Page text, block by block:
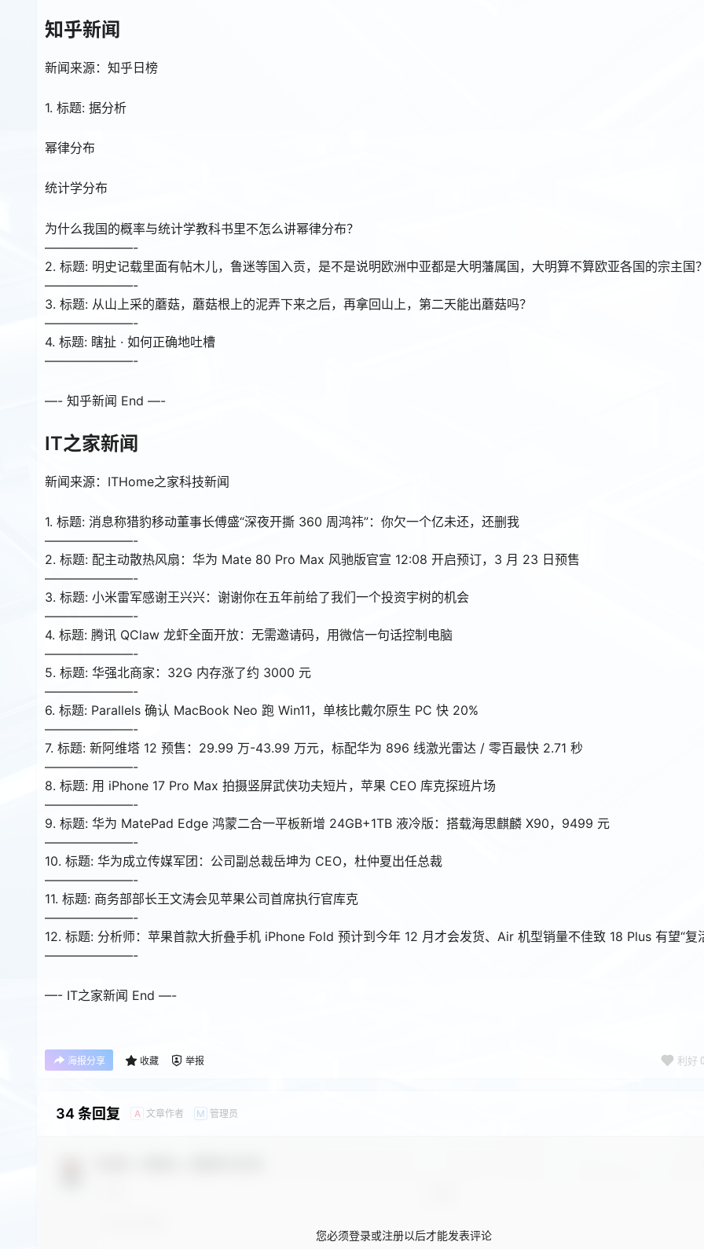
知乎新闻
新闻来源：知乎日榜
1. 标题: 据分析
幂律分布
统计学分布
为什么我国的概率与统计学教科书里不怎么讲幂律分布？
———————-
2. 标题: 明史记载里面有帖木儿，鲁迷等国入贡，是不是说明欧洲中亚都是大明藩属国，大明算不算欧亚各国的宗主国
———————-
3. 标题: 从山上采的蘑菇，蘑菇根上的泥弄下来之后，再拿回山上，第二天能出蘑菇吗？
———————-
4. 标题: 瞎扯 · 如何正确地吐槽
———————-
—- 知乎新闻 End —-
IT之家新闻
新闻来源：ITHome之家科技新闻
1. 标题: 消息称猎豹移动董事长傅盛“深夜开撕 360 周鸿祎”：你欠一个亿未还，还删我
———————-
2. 标题: 配主动散热风扇：华为 Mate 80 Pro Max 风驰版官宣 12:08 开启预订，3 月 23 日预售
———————-
3. 标题: 小米雷军感谢王兴兴：谢谢你在五年前给了我们一个投资宇树的机会
———————-
4. 标题: 腾讯 QClaw 龙虾全面开放：无需邀请码，用微信一句话控制电脑
———————-
5. 标题: 华强北商家：32G 内存涨了约 3000 元
———————-
6. 标题: Parallels 确认 MacBook Neo 跑 Win11，单核比戴尔原生 PC 快 20%
———————-
7. 标题: 新阿维塔 12 预售：29.99 万-43.99 万元，标配华为 896 线激光雷达 / 零百最快 2.71 秒
———————-
8. 标题: 用 iPhone 17 Pro Max 拍摄竖屏武侠功夫短片，苹果 CEO 库克探班片场
———————-
9. 标题: 华为 MatePad Edge 鸿蒙二合一平板新增 24GB+1TB 液冷版：搭载海思麒麟 X90，9499 元
———————-
10. 标题: 华为成立传媒军团：公司副总裁岳坤为 CEO，杜仲夏出任总裁
———————-
11. 标题: 商务部部长王文涛会见苹果公司首席执行官库克
———————-
12. 标题: 分析师：苹果首款大折叠手机 iPhone Fold 预计到今年 12 月才会发货、Air 机型销量不佳致 18 Plus 有望“复
———————-
—- IT之家新闻 End —-
海报分享 收藏 举报 利好
34 条回复 A 文章作者 M 管理员
您必须登录或注册以后才能发表评论